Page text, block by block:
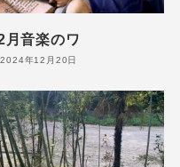
月音楽のワ
2024年12月20日